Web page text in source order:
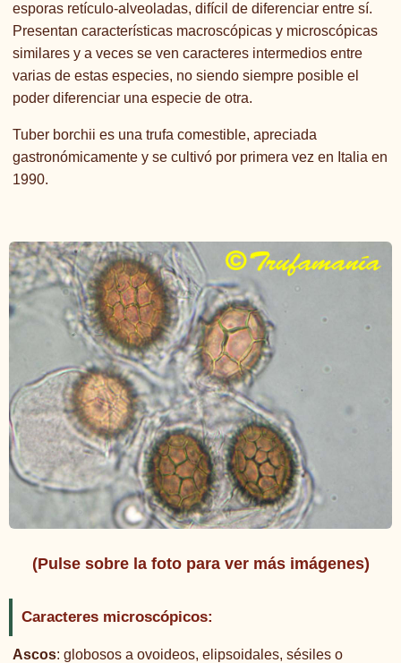
esporas retículo-alveoladas, difícil de diferenciar entre sí.
Presentan características macroscópicas y microscópicas
similares y a veces se ven caracteres intermedios entre
varias de estas especies, no siendo siempre posible el
poder diferenciar una especie de otra.
Tuber borchii es una trufa comestible, apreciada
gastronómicamente y se cultivó por primera vez en Italia en
1990.
(Pulse sobre la foto para ver más imágenes)
Caracteres microscópicos:
Ascos: globosos a ovoideos, elipsoidales, sésiles o